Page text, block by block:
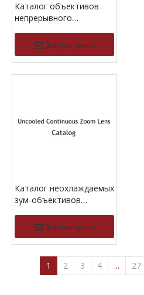
Каталог объективов
непрерывного
охлаждением MWIR
Запрос цены
Каталог неохлаждаемых
зум-объективов
Запрос цены
1 2 3 4 ... 27